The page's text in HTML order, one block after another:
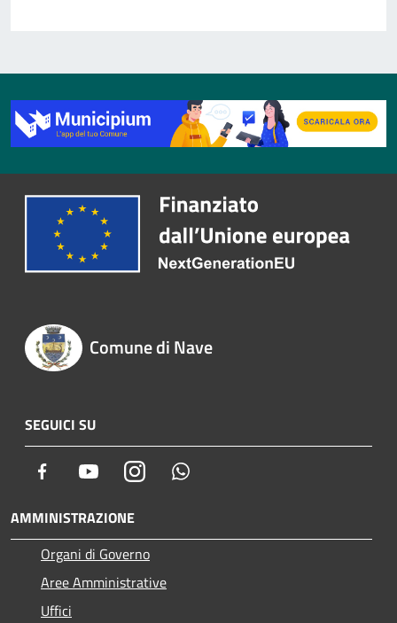
Comune di Nave
SEGUICI SU
Facebook YoutubeInstagram
AMMINISTRAZIONE
Organi di Governo
Aree Amministrative
Uffici